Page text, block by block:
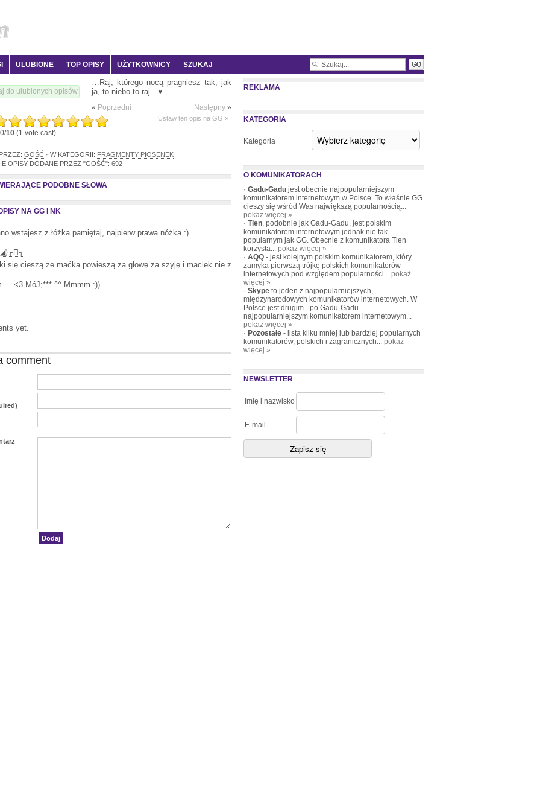
ULUBIONE TOP OPISY UŻYTKOWNICY SZUKAJ
do ulubionych opisów
…Raj, którego nocą pragniesz tak, jak
ja, to niebo to raj…♥
« Poprzedni Następny »
Ustaw ten opis na GG »
10 (1 vote cast)
GOŚĆ · W KATEGORII: FRAGMENTY PIOSENEK
OPISY DODANE PRZEZ "GOŚĆ": 692
PODOBNE SŁOWA
NA GG I NK
wstajesz z łóżka pamiętaj, najpierw prawa nóżka :)
się cieszą że maćka powieszą za głowę za szyję i maciek nie ż
... <3 MóJ;*** ^^ Mmmm :))
yet.
comment
REKLAMA
KATEGORIA
Kategoria
O KOMUNIKATORACH
· Gadu-Gadu jest obecnie najpopularniejszym
komunikatorem internetowym w Polsce. To właśnie GG
cieszy się wśród Was największą popularnością...
pokaż więcej »
· Tlen, podobnie jak Gadu-Gadu, jest polskim
komunikatorem internetowym jednak nie tak
popularnym jak GG. Obecnie z komunikatora Tlen
korzysta... pokaż więcej »
· AQQ - jest kolejnym polskim komunikatorem, który
zamyka pierwszą trójkę polskich komunikatorów
internetowych pod względem popularności... pokaż
więcej »
· Skype to jeden z najpopularniejszych,
międzynarodowych komunikatorów internetowych. W
Polsce jest drugim - po Gadu-Gadu -
najpopularniejszym komunikatorem internetowym...
pokaż więcej »
· Pozostałe - lista kilku mniej lub bardziej popularnych
komunikatorów, polskich i zagranicznych... pokaż
więcej »
NEWSLETTER
Imię i nazwisko
E-mail